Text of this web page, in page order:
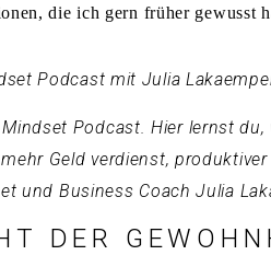
die ich gern früher gewusst
Podcast mit Julia
Podcast. Hier lernst
Geld verdienst,
und Business Coach Julia
DER